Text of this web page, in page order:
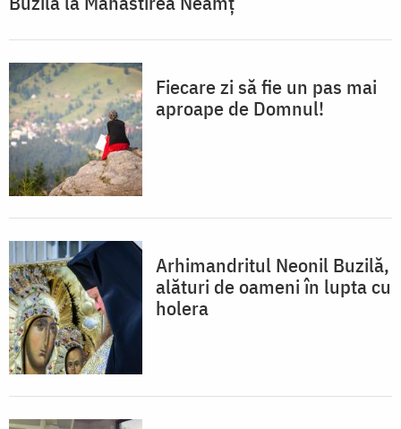
Fiecare zi să fie un pas mai
aproape de Domnul!
Arhimandritul Neonil Buzilă,
alături de oameni în lupta cu
holera